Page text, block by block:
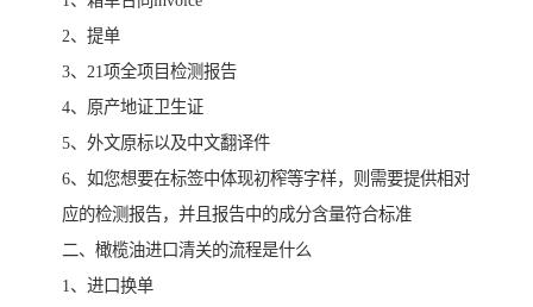
2、提单
3、21项全项目检测报告
4、原产地证卫生证
5、外文原标以及中文翻译件
6、如您想要在标签中体现初榨等字样，则需要提供相对
应的检测报告，并且报告中的成分含量符合标准
二、橄榄油进口清关的流程是什么
1、进口换单